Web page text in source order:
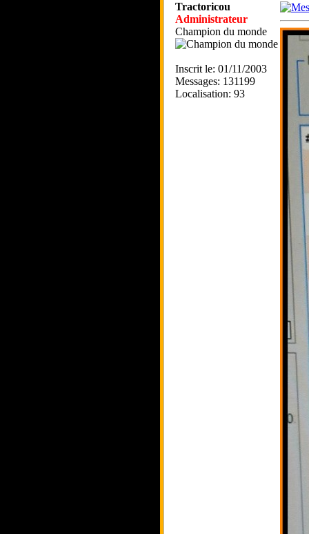
Tractoricou
Administrateur
Champion du monde
Inscrit le: 01/11/2003
Messages: 131199
Localisation: 93